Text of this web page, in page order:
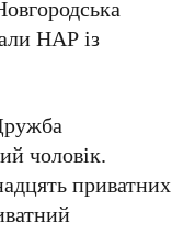
НАР із
чоловік.
приватних